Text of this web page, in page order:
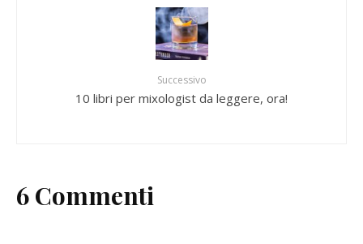
Successivo
10 libri per mixologist da leggere, ora!
6 Commenti